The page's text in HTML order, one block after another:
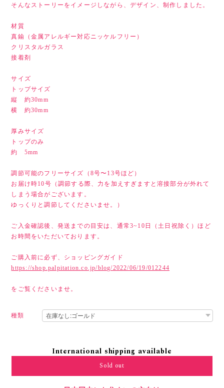
そんなストーリーをイメージしながら、デザイン、制作しました。
材質
真鍮（金属アレルギー対応ニッケルフリー）
クリスタルガラス
接着剤
サイズ
トップサイズ
縦 約30mm
横 約30mm
厚みサイズ
トップのみ
約 5mm
調節可能のフリーサイズ（8号〜13号ほど）
お届け時10号（調節する際、力を加えすぎますと溶接部分が外れて
しまう場合がございます。
ゆっくりと調節してくださいませ。）
ご入金確認後、発送までの目安は、通常3~10日（土日祝除く）ほど
お時間をいただいております。
ご購入前に必ず、ショッピングガイド
https://shop.palpitation.co.jp/blog/2022/06/19/012244
をご覧くださいませ。
種類
International shipping available
Sold out